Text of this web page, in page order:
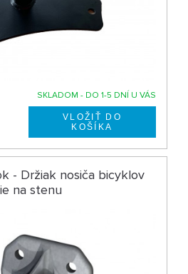
SKLADOM - DO 1-5 DNÍ U VÁS
- Držiak nosiča bicyklov
na stenu